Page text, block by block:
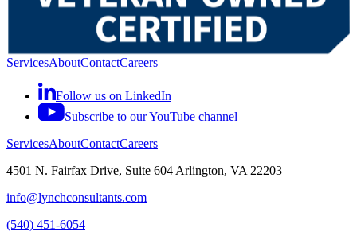
ServicesAboutContactCareers
Follow us on LinkedIn
Subscribe to our YouTube channel
ServicesAboutContactCareers
4501 N. Fairfax Drive, Suite 604 Arlington, VA 22203
info@lynchconsultants.com
(540) 451-6054